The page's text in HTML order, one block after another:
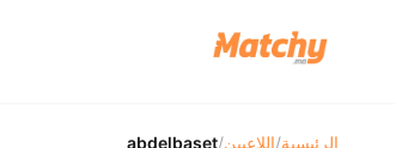
الرئيسية/اللاعبين/
abdelbaset